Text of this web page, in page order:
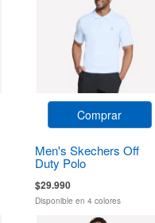
Comprar
Men's Skechers Off
Duty Polo
$29.990
Disponible en 4 colores